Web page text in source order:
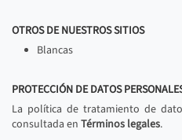
OTROS DE NUESTROS SITIOS
Blancas
PROTECCIÓN DE DATOS
La política de tratamiento de
consultada en Términos legales.